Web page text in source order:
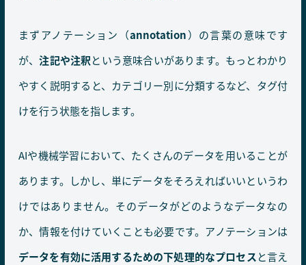
まずアノテーション（annotation）の言葉の意味です
が、注記や注釈という意味合いがあります。もっとわかり
やすく説明すると、カテゴリー別に分類するなど、タグ付
けを行う状態を指します。
AIや機械学習において、たくさんのデータを用いることが
あります。しかし、単にデータをそろえればいいというわ
けではありません。そのデータがどのようなデータなの
か、情報を付けていくことも必要です。アノテーションは
データを有効に活用するための下処理的なプロセス と言え